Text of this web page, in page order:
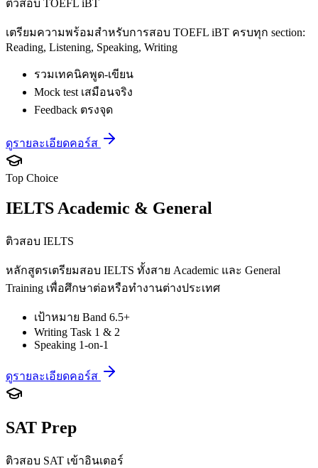
ติวสอบ TOEFL iBT
เตรียมความพร้อมสำหรับการสอบ TOEFL iBT ครบทุก section:
Reading, Listening, Speaking, Writing
รวมเทคนิคพูด-เขียน
Mock test เสมือนจริง
Feedback ตรงจุด
ดูรายละเอียดคอร์ส
Top Choice
IELTS Academic & General
ติวสอบ IELTS
หลักสูตรเตรียมสอบ IELTS ทั้งสาย Academic และ General
Training เพื่อศึกษาต่อหรือทำงานต่างประเทศ
เป้าหมาย Band 6.5+
Writing Task 1 & 2
Speaking 1-on-1
ดูรายละเอียดคอร์ส
SAT Prep
ติวสอบ SAT เข้าอินเตอร์